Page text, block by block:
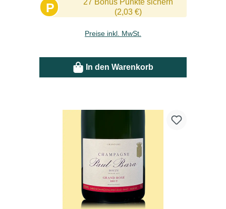
P
27 Bonus Punkte sichern
(2,03 €)
Preise inkl. MwSt.
In den Warenkorb